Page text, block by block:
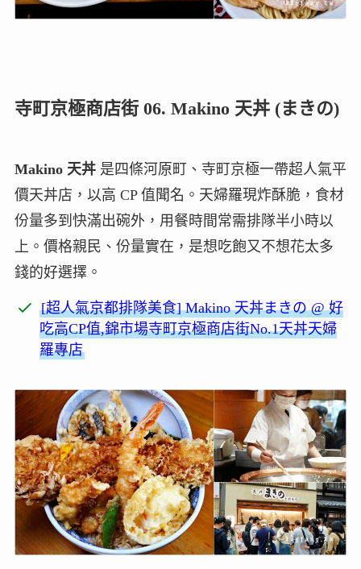
寺町京極商店街 06. Makino 天丼 (まきの)
Makino 天丼是四條河原町、寺町京極一帶超人氣平
價天丼店，以高 CP 值聞名。天婦羅現炸酥脆，食材
份量多到快滿出碗外，用餐時間常需排隊半小時以
上。價格親民、份量實在，是想吃飽又不想花太多
錢的好選擇。
[超人氣京都排隊美食] Makino 天丼まきの @ 好
吃高CP值,錦市場寺町京極商店街No.1天丼天婦
羅專店